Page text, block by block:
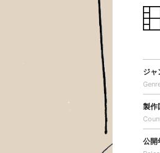
ジャ
製作
公開